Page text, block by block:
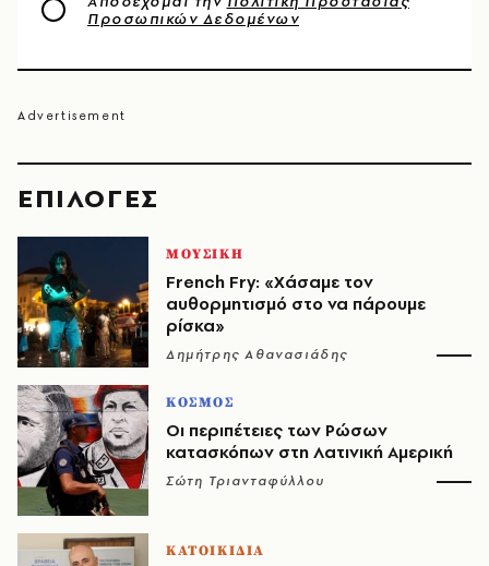
EΠΙΛΟΓΈΣ
ΜΟΥΣΙΚΗ
French Fry: «Χάσαμε τον
αυθορμητισμό στο να πάρουμε
ρίσκα»
Δημήτρης Αθανασιάδης
ΚΟΣΜΟΣ
Οι περιπέτειες των Ρώσων
κατασκόπων στη Λατινική Αμερική
Σώτη Τριανταφύλλου
ΚΑΤΟΙΚΙΔΙΑ
Προσωπικών Δεδομένων